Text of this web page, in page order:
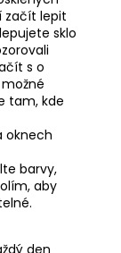
začít lepit
sklo
s o
tam, kde
oknech
barvy,
aby
den